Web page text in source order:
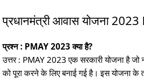
प्रधानमंत्री आवास योजना 2023
प्रश्न : PMAY 2023 क्या है?
उत्तर : PMAY 2023 एक सरकारी योजना है
को पूरा करने के लिए बनाई गई है। इस योजना के